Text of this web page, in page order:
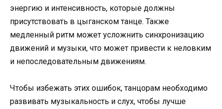
энергию и интенсивность, которые должны
присутствовать в цыганском танце. Также
медленный ритм может усложнить синхронизацию
движений и музыки, что может привести к неловким
и непоследовательным движениям.
Чтобы избежать этих ошибок, танцорам необходимо
развивать музыкальность и слух, чтобы лучше